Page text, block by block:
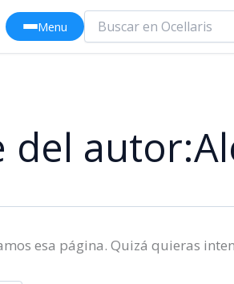
Menu
del
esa página. Quizá quieras